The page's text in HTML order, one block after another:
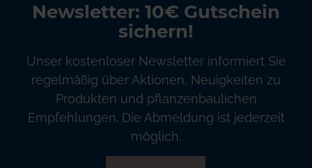
Newsletter: 10€ Gutschein
sichern!
Unser kostenloser Newsletter informiert Sie
regelmäßig über Aktionen, Neuigkeiten zu
Produkten und pflanzenbaulichen
Empfehlungen. Die Abmeldung ist jederzeit
möglich.